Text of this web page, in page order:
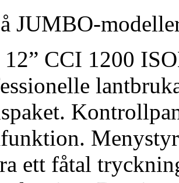
JUMBO-
12” CCI 1200
ett fåtal